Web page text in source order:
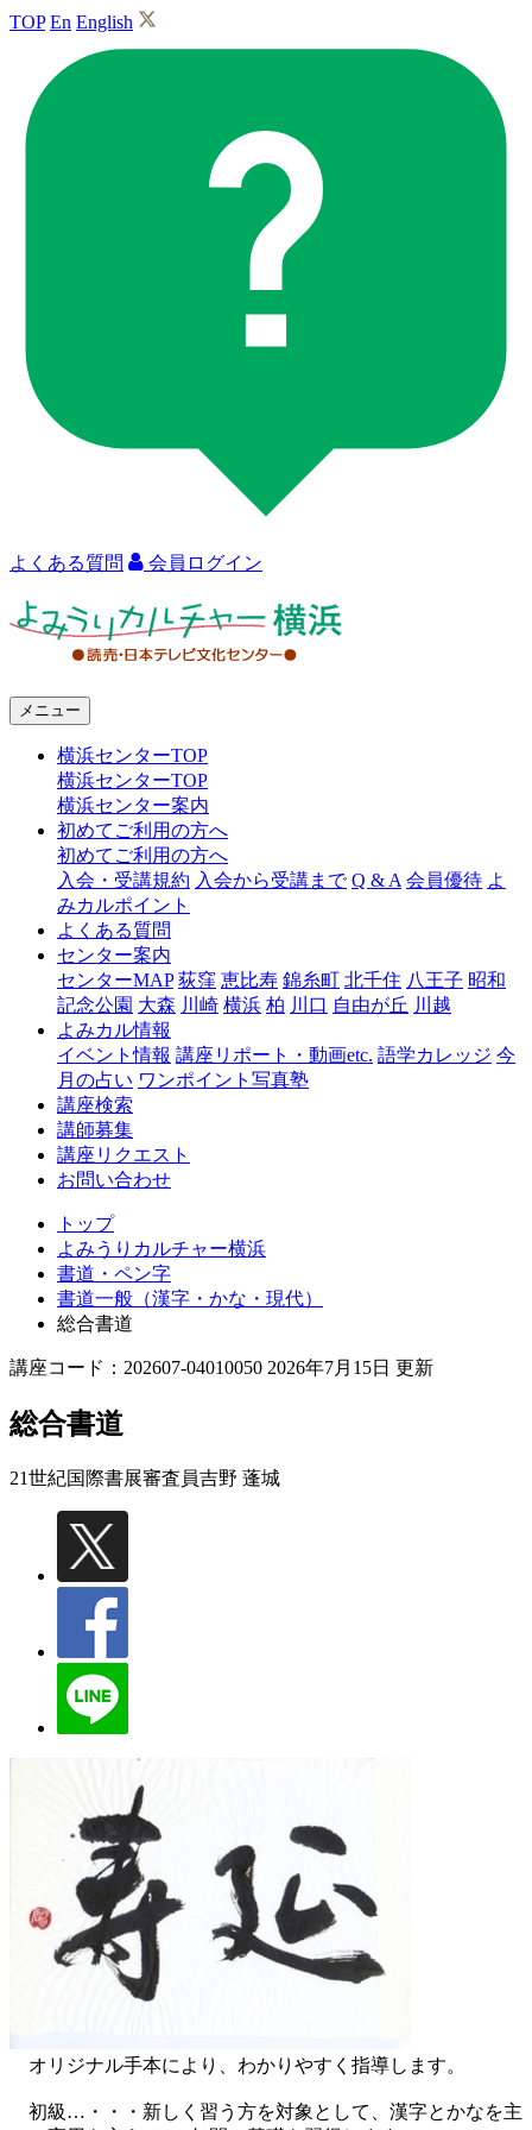
TOP En English
よくある質問 会員ログイン
ャ
浜
メニュー
横浜センターTOP
横浜センターTOP
横浜センター案内
初めてご利用の方へ
初めてご利用の方へ
入会・受講規約 入会から受講まで Q & A 会員優待 よ
みカルポイント
よくある質問
センター案内
センターMAP 荻窪 恵比寿 錦糸町 北千住 八王子 昭和
記念公園 大森 川崎 横浜 柏 川口 自由が丘 川越
よみカル情報
イベント情報 講座リポート・動画etc. 語学カレッジ 今
月の占い ワンポイント写真塾
講座検索
講師募集
講座リクエスト
お問い合わせ
トップ
よみうりカルチャー横浜
書道・ペン字
書道一般（漢字・かな・現代）
総合書道
講座コード：202607-04010050 2026年7月15日 更新
総合書道
21世紀国際書展審査員吉野 蓬城
オリジナル手本により、わかりやすく指導します。
初級…・・・新しく習う方を対象として、漢字とかなを主